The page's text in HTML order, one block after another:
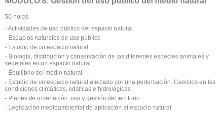
50 horas
- Actividades de uso público del espacio natural
- Espacios naturales de uso público
- Estudio de un espacio natural
- Biología, distribución y conservación de las diferentes especies animales y
vegetales en un espacio natural
- Equilibrio del medio natural
- Estudio de un espacio natural afectado por una perturbación. Cambios en las
condiciones climáticas, edáficas e hidrológicas
- Planes de ordenación, uso y gestión del territorio
- Legislación medioambiental de aplicación al espacio natural